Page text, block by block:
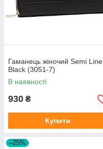
Гаманець жіночий Semi Line
Black (3051-7)
В наявності
930 ₴
Купити
–25%